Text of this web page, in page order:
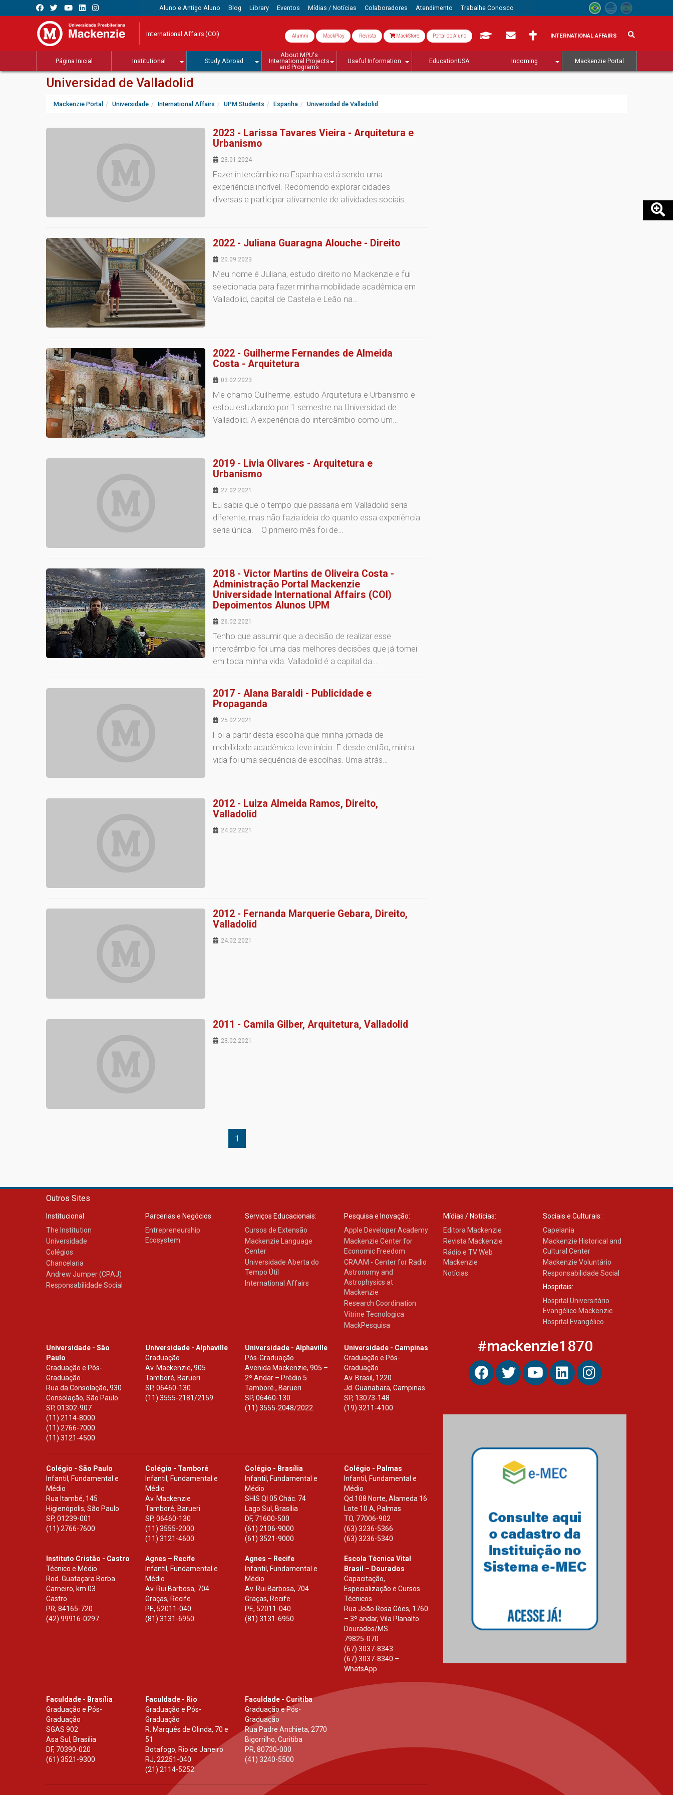
Aluno e Antigo Aluno Blog Library Eventos Mídias / Notícias Colaboradores Atendimento Trabalhe Conosco
International Affairs (COI) Alumni MackPlay Revista MackStore Portal do Aluno INTERNATIONAL AFFAIRS
Página Inicial Institutional Study Abroad
About MPU's
International Projects
and Programs
Useful Information EducationUSA Incoming Mackenzie Portal
Universidad de Valladolid
Mackenzie Portal Universidade International Affairs UPM Students Espanha Universidad de Valladolid
2023 - Larissa Tavares Vieira - Arquitetura e
Urbanismo
23.01.2024
Fazer intercâmbio na Espanha está sendo uma
experiência incrível. Recomendo explorar cidades
diversas e participar ativamente de atividades sociais…
2022 - Juliana Guaragna Alouche - Direito
20.09.2023
Meu nome é Juliana, estudo direito no Mackenzie e fui
selecionada para fazer minha mobilidade acadêmica em
Valladolid, capital de Castela e Leão na…
2022 - Guilherme Fernandes de Almeida
Costa - Arquitetura
03.02.2023
Me chamo Guilherme, estudo Arquitetura e Urbanismo e
estou estudando por 1 semestre na Universidad de
Valladolid. A experiência do intercâmbio como um…
2019 - Livia Olivares - Arquitetura e
Urbanismo
27.02.2021
Eu sabia que o tempo que passaria em Valladolid seria
diferente, mas não fazia ideia do quanto essa experiência
seria única. O primeiro mês foi de…
2018 - Victor Martins de Oliveira Costa -
Administração Portal Mackenzie
Universidade International Affairs (COI)
Depoimentos Alunos UPM
26.02.2021
Tenho que assumir que a decisão de realizar esse
intercâmbio foi uma das melhores decisões que já tomei
em toda minha vida. Valladolid é a capital da…
2017 - Alana Baraldi - Publicidade e
Propaganda
25.02.2021
Foi a partir desta escolha que minha jornada de
mobilidade acadêmica teve início. E desde então, minha
vida foi uma sequência de escolhas. Uma atrás…
2012 - Luiza Almeida Ramos, Direito,
Valladolid
24.02.2021
2012 - Fernanda Marquerie Gebara, Direito,
Valladolid
24.02.2021
2011 - Camila Gilber, Arquitetura, Valladolid
23.02.2021
1
Outros Sites
Institucional
The Institution
Universidade
Colégios
Chancelaria
Andrew Jumper (CPAJ)
Responsabilidade Social
Parcerias e Negócios:
Entrepreneurship
Ecosystem
Serviços Educacionais:
Cursos de Extensão
Mackenzie Language
Center
Universidade Aberta do
Tempo Útil
International Affairs
Pesquisa e Inovação:
Apple Developer Academy
Mackenzie Center for
Economic Freedom
CRAAM - Center for Radio
Astronomy and
Astrophysics at
Mackenzie
Research Coordination
Vitrine Tecnologica
MackPesquisa
Mídias / Notícias:
Editora Mackenzie
Revista Mackenzie
Rádio e TV Web
Mackenzie
Notícias
Sociais e Culturais:
Capelania
Mackenzie Historical and
Cultural Center
Mackenzie Voluntário
Responsabilidade Social
Hospitais:
Hospital Universitário
Evangélico Mackenzie
Hospital Evangélico
Universidade - São
Paulo
Graduação e Pós-
Graduação
Rua da Consolação, 930
Consolação, São Paulo
SP, 01302-907
(11) 2114-8000
(11) 2766-7000
(11) 3121-4500
Universidade - Alphaville
Graduação
Av. Mackenzie, 905
Tamboré, Barueri
SP,06460-130
(11) 3555-2181/2159
Universidade - Alphaville
Pós-Graduação
Avenida Mackenzie, 905 –
2º Andar – Prédio 5
Tamboré , Barueri
SP, 06460-130
(11) 3555-2048/2022.
Universidade - Campinas
Graduação e Pós-
Graduação
Av. Brasil, 1220
Jd. Guanabara, Campinas
SP, 13073-148
(19) 3211-4100
Colégio - São Paulo
Infantil, Fundamental e
Médio
Rua Itambé, 145
Higienópolis, São Paulo
SP, 01239-001
(11) 2766-7600
Colégio - Tamboré
Infantil, Fundamental e
Médio
Av. Mackenzie
Tamboré, Barueri
SP,06460-130
(11) 3555-2000
(11) 3121-4600
Colégio - Brasília
Infantil, Fundamental e
Médio
SHIS Ql 05 Chác. 74
Lago Sul, Brasília
DF, 71600-500
(61) 2106-9000
(61) 3521-9000
Colégio - Palmas
Infantil, Fundamental e
Médio
Qd.108 Norte, Alameda 16
Lote 10 A, Palmas
TO, 77006-902
(63) 3236-5366
(63) 3236-5340
Instituto Cristão - Castro
Técnico e Médio
Rod. Guataçara Borba
Carneiro, km 03
Castro
PR, 84165-720
(42) 99916-0297
Agnes – Recife
Infantil, Fundamental e
Médio
Av. Rui Barbosa, 704
Graças, Recife
PE, 52011-040
(81) 3131-6950
Agnes – Recife
Infantil, Fundamental e
Médio
Av. Rui Barbosa, 704
Graças, Recife
PE, 52011-040
(81) 3131-6950
Escola Técnica Vital
Brasil – Dourados
Capacitação,
Especialização e Cursos
Técnicos
Rua João Rosa Góes, 1760
– 3º andar, Vila Planalto
Dourados/MS
79825-070
(67) 3037-8343
(67) 3037-8340 –
WhatsApp
Faculdade - Brasília
Graduação e Pós-
Graduação
SGAS 902
Asa Sul, Brasília
DF, 70390-020
(61) 3521-9300
Faculdade - Rio
Graduação e Pós-
Graduação
R. Marquês de Olinda, 70 e
51
Botafogo, Rio de Janeiro
RJ,22251-040
(21) 2114-5252
Faculdade - Curitiba
Graduação e Pós-
Graduação
Rua Padre Anchieta, 2770
Bigorrilho, Curitiba
PR, 80730-000
(41) 3240-5500
#mackenzie1870